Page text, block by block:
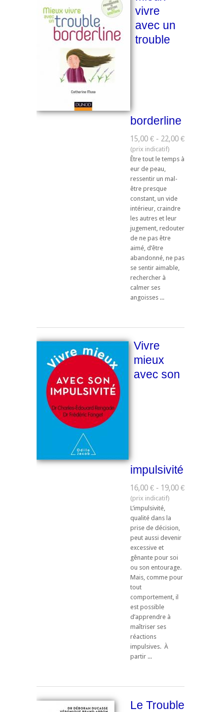
vivre
avec un
trouble
borderline
15,00 € - 22,00 €
Être tout le temps à
eur de peau,
ressentir un mal-
être presque
constant, un vide
intérieur, craindre
les autres et leur
jugement, redouter
de ne pas être
aimé, d’être
abandonné, ne pas
se sentir aimable,
rechercher à
calmer ses
angoisses ...
Vivre
mieux
avec son
impulsivité
16,00 € - 19,00 €
L’impulsivité,
qualité dans la
prise de décision,
peut aussi devenir
excessive et
gênante pour soi
ou son entourage.
Mais, comme pour
tout
comportement, il
est possible
d’apprendre à
maîtriser ses
réactions
impulsives. À
partir ...
Le Trouble